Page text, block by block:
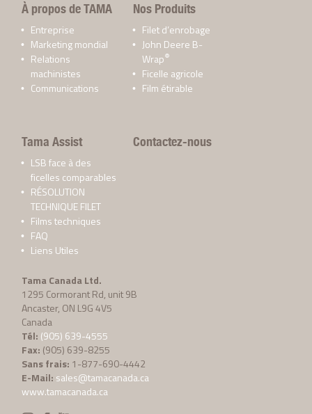
À propos de TAMA
Entreprise
Marketing mondial
Relations
machinistes
Communications
Nos Produits
Filet d’enrobage
John Deere B-
Wrap®
Ficelle agricole
Film étirable
Tama Assist
LSB face à des
ficelles comparables
RÉSOLUTION
TECHNIQUE FILET
Films techniques
FAQ
Liens Utiles
Contactez-nous
Tama Canada Ltd.
1295 Cormorant Rd, unit 9B
Ancaster, ON L9G 4V5
Canada
Tél: (905) 639-4555
Fax: (905) 639-8255
Sans frais: 1-877-690-4442
E-Mail: sales@tamacanada.ca
www.tamacanada.ca